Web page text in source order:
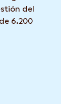
del
6.200